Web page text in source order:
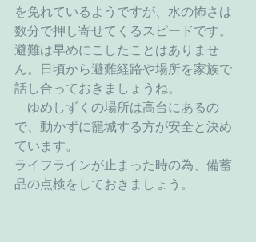
を免れているようですが、水の怖さは
数分で押し寄せてくるスピードです。
避難は早めにこしたことはありませ
ん。日頃から避難経路や場所を家族で
話し合っておきましょうね。
ゆめしずくの場所は高台にあるの
で、動かずに籠城する方が安全と決め
ています。
ライフラインが止まった時の為、備蓄
品の点検をしておきましょう。